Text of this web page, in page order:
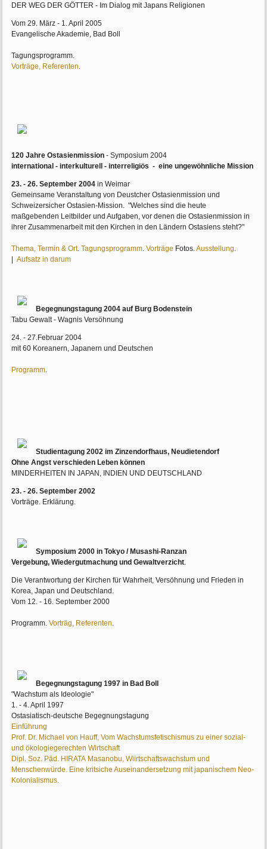
DER WEG DER GÖTTER - Im Dialog mit Japans Religionen
Vom 29. März - 1. April 2005
Evangelische Akademie, Bad Boll
Tagungsprogramm.
Vorträge, Referenten.
120 Jahre Ostasienmission - Symposium 2004
international - interkulturell - interreligiös - eine ungewöhnliche Mission
23. - 26. September 2004in Weimar
Gemeinsame Veranstaltung von Deustcher Ostasienmission und
Schweizersicher Ostasien-Mission. "Welches sind die heute
maßgebenden Leitbilder und Aufgaben, vor denen die Ostasienmission in
ihrer Zusammenarbeit mit den Kirchen in den Ländern Ostasiens steht?"
Thema, Termin & Ort.Tagungsprogramm.Vorträge Fotos.Ausstellung.
|Aufsatz in darum
Begegnungstagung 2004 auf Burg Bodenstein
Tabu Gewalt - Wagnis Versöhnung
24. - 27.Februar 2004
mit 60 Koreanern, Japanern und Deutschen
Programm.
Studientagung 2002 im Zinzendorfhaus, Neudietendorf
Ohne Angst verschieden Leben können
MINDERHEITEN IN JAPAN, INDIEN UND DEUTSCHLAND
23. - 26. September 2002
Vorträge. Erklärung.
Symposium 2000 in Tokyo / Musashi-Ranzan
Vergebung, Wiedergutmachung und Gewaltverzicht.
Die Verantwortung der Kirchen für Wahrheit, Versöhnung und Frieden in
Korea, Japan und Deutschland.
Vom 12. - 16. September 2000
Programm.Vorträg, Referenten.
Begegnungstagung 1997 in Bad Boll
"Wachstum als Ideologie"
1. - 4. April 1997
Ostasiatisch-deutsche Begegnungstagung
Einführung
Prof. Dr. Michael von Hauff, Vom Wachstumsfetischismus zu einer sozial-
und ökologiegerechten Wirtschaft
Dipl. Soz. Päd. HIRATA Masanobu, Wiirtschaftswachstum und
Menschenwürde. Eine kritsiche Auseinandersetzung mit japanischem Neo-
Kolonialismus.